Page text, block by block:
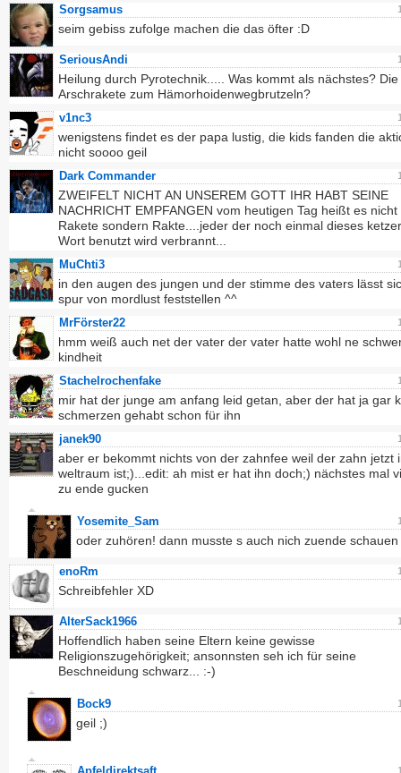
Sorgsamus
seim gebiss zufolge machen die das öfter :D
SeriousAndi
Heilung durch Pyrotechnik..... Was kommt als nächstes? Die
Arschrakete zum Hämorhoidenwegbrutzeln?
v1nc3
wenigstens findet es der papa lustig, die kids fanden die
nicht soooo geil
Dark Commander
ZWEIFELT NICHT AN UNSEREM GOTT IHR HABT SEINE
NACHRICHT EMPFANGEN vom heutigen Tag heißt es
Rakete sondern Rakte....jeder der noch einmal dieses
Wort benutzt wird verbrannt...
MuChti3
in den augen des jungen und der stimme des vaters lässt
spur von mordlust feststellen ^^
MrFörster22
hmm weiß auch net der vater der vater hatte wohl ne
kindheit
Stachelrochenfake
mir hat der junge am anfang leid getan, aber der hat ja gar
schmerzen gehabt schon für ihn
janek90
aber er bekommt nichts von der zahnfee weil der zahn jetzt
weltraum ist;)...edit: ah mist er hat ihn doch;) nächstes mal
zu ende gucken
Yosemite_Sam
oder zuhören! dann musste s auch nich zuende schauen
enoRm
Schreibfehler XD
AlterSack1966
Hoffendlich haben seine Eltern keine gewisse
Religionszugehörigkeit; ansonnsten seh ich für seine
Beschneidung schwarz... :-)
Bock9
geil ;)